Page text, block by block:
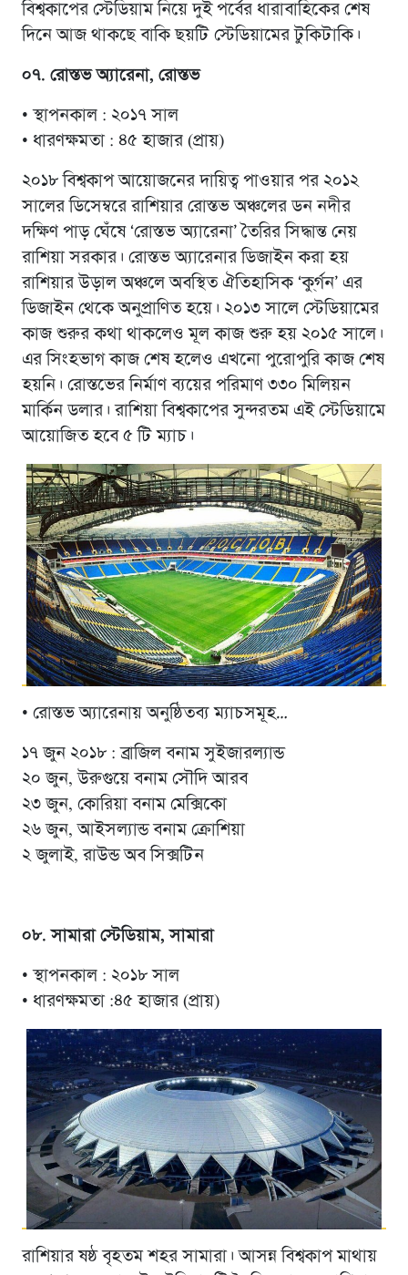
বিশ্বকাপের স্টেডিয়াম নিয়ে দুই পর্বের ধারাবাহিকের শেষ
দিনে আজ থাকছে বাকি ছয়টি স্টেডিয়ামের টুকিটাকি।
০৭. রোস্তভ অ্যারেনা, রোস্তভ
• স্থাপনকাল : ২০১৭ সাল
• ধারণক্ষমতা : ৪৫ হাজার (প্রায়)
২০১৮ বিশ্বকাপ আয়োজনের দায়িত্ব পাওয়ার পর ২০১২
সালের ডিসেম্বরে রাশিয়ার রোস্তভ অঞ্চলের ডন নদীর
দক্ষিণ পাড় ঘেঁষে ‘রোস্তভ অ্যারেনা’ তৈরির সিদ্ধান্ত নেয়
রাশিয়া সরকার। রোস্তভ অ্যারেনার ডিজাইন করা হয়
রাশিয়ার উড়াল অঞ্চলে অবস্থিত ঐতিহাসিক ‘কু্র্গন’ এর
ডিজাইন থেকে অনুপ্রাণিত হয়ে। ২০১৩ সালে স্টেডিয়ামের
কাজ শুরুর কথা থাকলেও মূল কাজ শুরু হয় ২০১৫ সালে।
এর সিংহভাগ কাজ শেষ হলেও এখনো পুরোপুরি কাজ শেষ
হয়নি। রোস্তভের নির্মাণ ব্যয়ের পরিমাণ ৩৩০ মিলিয়ন
মার্কিন ডলার। রাশিয়া বিশ্বকাপের সুন্দরতম এই স্টেডিয়ামে
আয়োজিত হবে ৫ টি ম্যাচ।
• রোস্তভ অ্যারেনায় অনুষ্ঠিতব্য ম্যাচসমূহ…
১৭ জুন ২০১৮ : ব্রাজিল বনাম সুইজারল্যান্ড
২০ জুন, উরুগুয়ে বনাম সৌদি আরব
২৩ জুন, কোরিয়া বনাম মেক্সিকো
২৬ জুন, আইসল্যান্ড বনাম ক্রোশিয়া
২ জুলাই, রাউন্ড অব সিক্সটিন
০৮. সামারা স্টেডিয়াম, সামারা
• স্থাপনকাল : ২০১৮ সাল
• ধারণক্ষমতা :৪৫ হাজার (প্রায়)
রাশিয়ার ষষ্ঠ বৃহতম শহর সামারা। আসন্ন বিশ্বকাপ মাথায়